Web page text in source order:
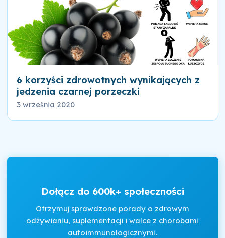
6 korzyści zdrowotnych wynikających z
jedzenia czarnej porzeczki
3 września 2020
Dołącz do 600k+ społeczności
Otrzymuj sprawdzone porady o zdrowym
odżywianiu, suplementacji i walce z chorobami
autoimmunologicznymi.